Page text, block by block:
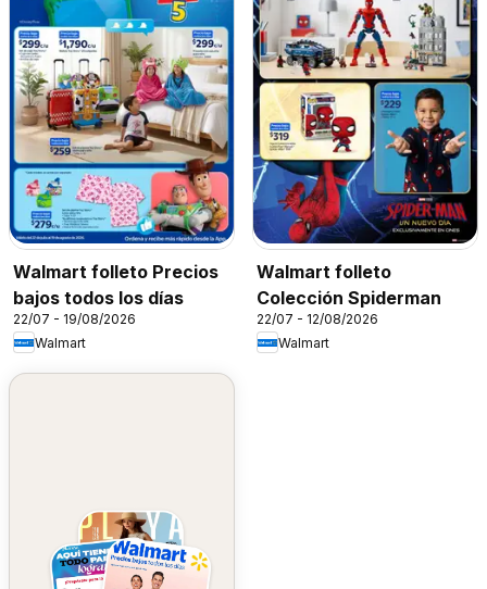
Walmart folleto Precios
bajos todos los días
22/07 - 19/08/2026
Walmart
Walmart folleto
Colección Spiderman
22/07 - 12/08/2026
Walmart